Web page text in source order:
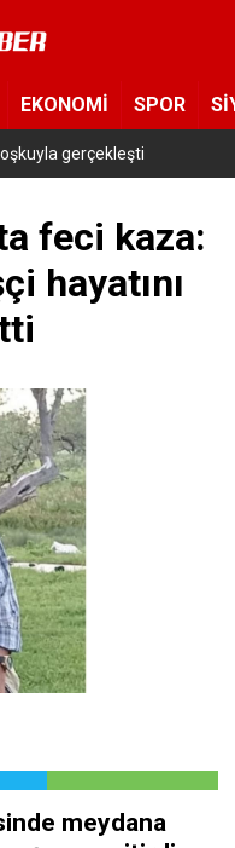
EKONOMİ SPOR
denetleniyor
feci kaza:
hayatını
meydana